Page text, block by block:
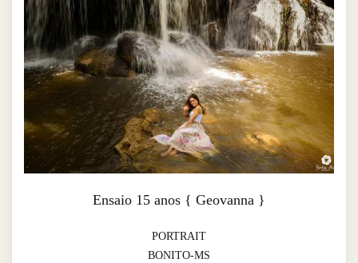
Ensaio 15 anos { Geovanna }
PORTRAIT
BONITO-MS